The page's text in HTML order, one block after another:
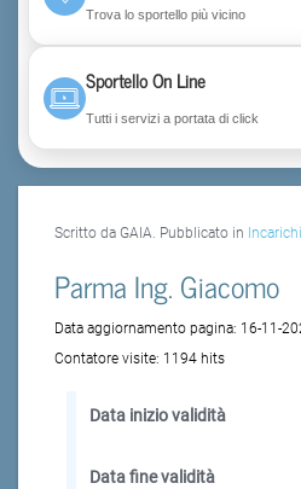
Trova lo sportello più vicino
Sportello On Line
Tutti i servizi a portata di click
Scritto da GAIA. Pubblicato in
Parma Ing. Giacomo
Data aggiornamento pagina: 16-11-
Contatore visite: 1194 hits
Data inizio validità
Data fine validità